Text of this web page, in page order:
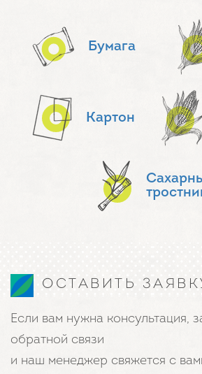
Бумага
Картон
ОСТАВИТЬ
Если вам нужна консультация,
обратной связи
и наш менеджер свяжется с